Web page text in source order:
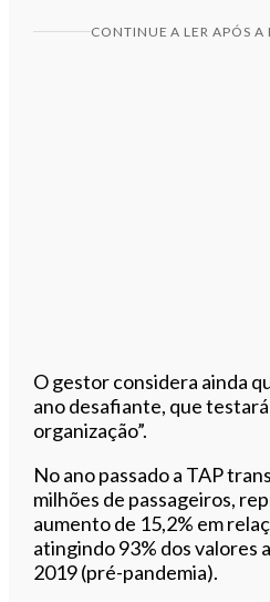
CONTINUE A LER APÓS A
O gestor considera ainda
ano desafiante, que
organização”.
No ano passado a TAP
milhões de passageiros,
aumento de 15,2% em
atingindo 93% dos valores
2019 (pré-pandemia).